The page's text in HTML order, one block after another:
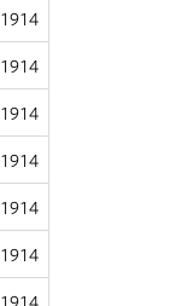
1914
1914
1914
1914
1914
1914